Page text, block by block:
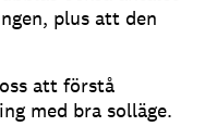
plus att den
att förstå
med bra solläge.